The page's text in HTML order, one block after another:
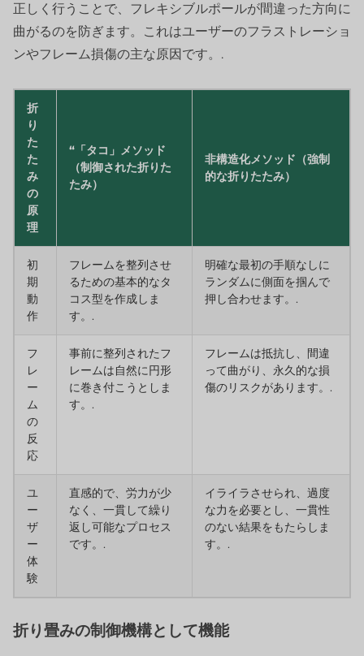
正しく行うことで、フレキシブルポールが間違った方向に
曲がるのを防ぎます。これはユーザーのフラストレーショ
ンやフレーム損傷の主な原因です。.
折
り
た
た
み
の
原
理
“「タコ」メソッド
（制御された折りた
たみ）
非構造化メソッド（強制
的な折りたたみ）
初
期
動
作
フレームを整列させ
るための基本的なタ
コス型を作成しま
す。.
明確な最初の手順なしに
ランダムに側面を掴んで
押し合わせます。.
フ
レ
ー
ム
の
反
応
事前に整列されたフ
レームは自然に円形
に巻き付こうとしま
す。.
フレームは抵抗し、間違
って曲がり、永久的な損
傷のリスクがあります。.
ユ
ー
ザ
ー
体
験
直感的で、労力が少
なく、一貫して繰り
返し可能なプロセス
です。.
イライラさせられ、過度
な力を必要とし、一貫性
のない結果をもたらしま
す。.
折り畳みの制御機構として機能